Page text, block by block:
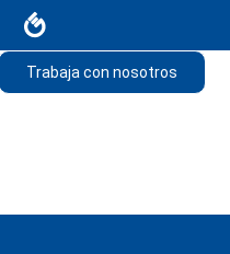
Trabaja con nosotros